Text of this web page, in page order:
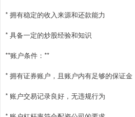
* 拥有稳定的收入来源和还款能力
* 具备一定的炒股经验和知识
**账户条件：**
* 拥有证券账户，且账户内有足够的保证金
* 账户交易记录良好，无违规行为